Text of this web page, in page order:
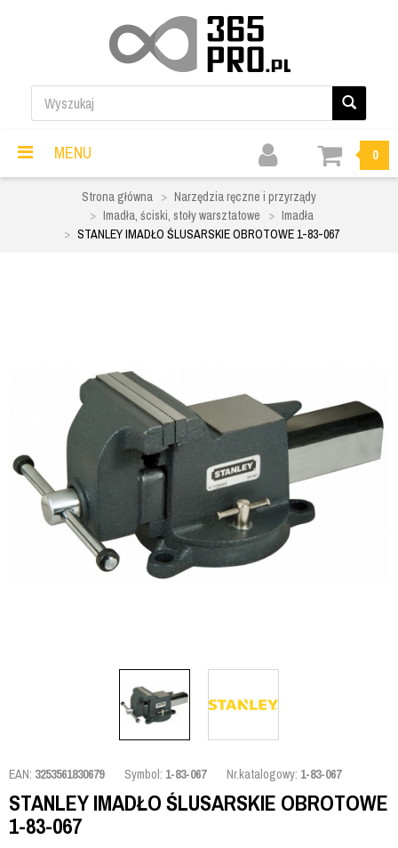
MENU 0
Strona główna
Narzędzia ręczne i przyrządy
Imadła, ściski, stoły warsztatowe
Imadła
STANLEY IMADŁO ŚLUSARSKIE OBROTOWE 1-83-067
EAN: 3253561830679 Symbol: 1-83-067 Nr.katalogowy: 1-83-067
STANLEY IMADŁO ŚLUSARSKIE OBROTOWE
1-83-067